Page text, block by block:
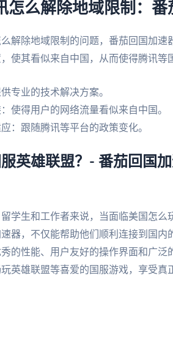
怎么解除地域限制：
解除地域限制的问题，番茄回国加
使其看似来自中国，从而使得腾讯等
专业的技术解决方案。
使得用户的网络流量看似来自中国。
：跟随腾讯等平台的政策变化。
英雄联盟？- 番茄回国
学生和工作者来说，当面临美国怎
器，不仅能帮助他们顺利连接到国
的性能、用户友好的操作界面和广
英雄联盟等喜爱的国服游戏，享受真